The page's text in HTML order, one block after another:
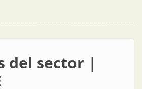
del sector |